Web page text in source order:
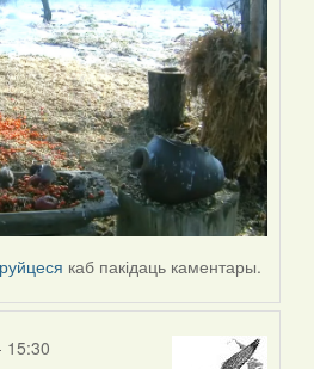
каб пакідаць каментары.
15:30